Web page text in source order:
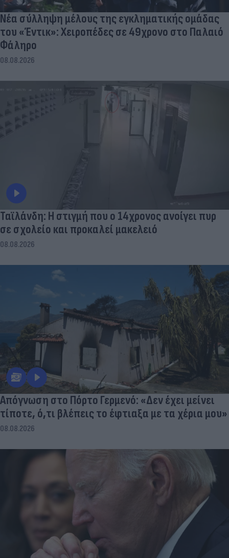
Νέα σύλληψη μέλους της εγκληματικής ομάδας
του «Έντικ»: Χειροπέδες σε 49χρονο στο Παλαιό
Φάληρο
08.08.2026
Ταϊλάνδη: Η στιγμή που ο 14χρονος ανοίγει πυρ
σε σχολείο και προκαλεί μακελειό
08.08.2026
Απόγνωση στο Πόρτο Γερμενό: «Δεν έχει μείνει
τίποτε, ό,τι βλέπεις το έφτιαξα με τα χέρια μου»
08.08.2026